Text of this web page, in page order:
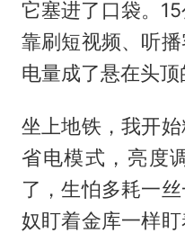
它塞进了口袋。
靠刷短视频、听
电量成了悬在头顶
坐上地铁，我开
省电模式，亮度
了，生怕多耗一
奴盯着金库一样